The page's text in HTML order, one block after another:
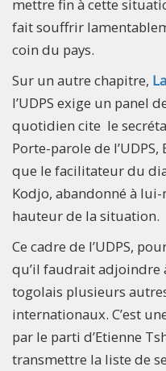
mettre fin à cette
fait souffrir
coin du pays.
Sur un autre chapitre,
l’UDPS exige un panel
quotidien cite le
Porte-parole de
que le facilitateur du
Kodjo, abandonné à lui-
hauteur de la situation.
Ce cadre de l’UDPS,
qu’il faudrait adjoindre
togolais plusieurs
internationaux. C’est
par le parti d’Etienne
transmettre la liste de